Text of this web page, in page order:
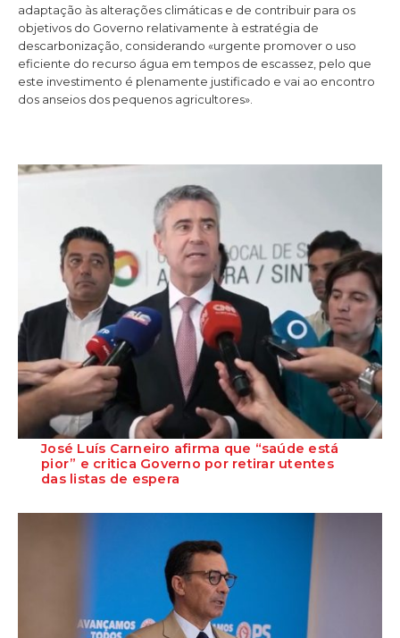
adaptação às alterações climáticas e de contribuir para os
objetivos do Governo relativamente à estratégia de
descarbonização, considerando «urgente promover o uso
eficiente do recurso água em tempos de escassez, pelo que
este investimento é plenamente justificado e vai ao encontro
dos anseios dos pequenos agricultores».
José Luís Carneiro afirma que “saúde está
pior” e critica Governo por retirar utentes
das listas de espera